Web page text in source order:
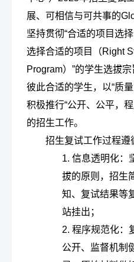
教务系统 会
展、可相信与可共事的
坚持贯彻“合适的项目选
选择合适的项目（Right
Program）”的学生选拔
彼此合适的学生，以“质
积极推行“公开、公平，
的招生工作。
招生复试工作过程遵
1. 信息透明化：
拔的原则，招生
知、复试结果等
站挂出；
2. 程序规范化：
公开、监督机制